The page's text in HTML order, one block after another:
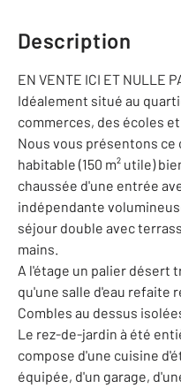
Description
EN VENTE ICI ET NULLE
Idéalement situé au
commerces, des écoles
Nous vous présentons ce
habitable (150 m² utile)
chaussée d'une entrée
indépendante
séjour double avec
mains.
A l'étage un palier désert
qu'une salle d'eau refaite
Combles au dessus
Le rez-de-jardin à été
compose d'une cuisine
équipée, d'un garage,